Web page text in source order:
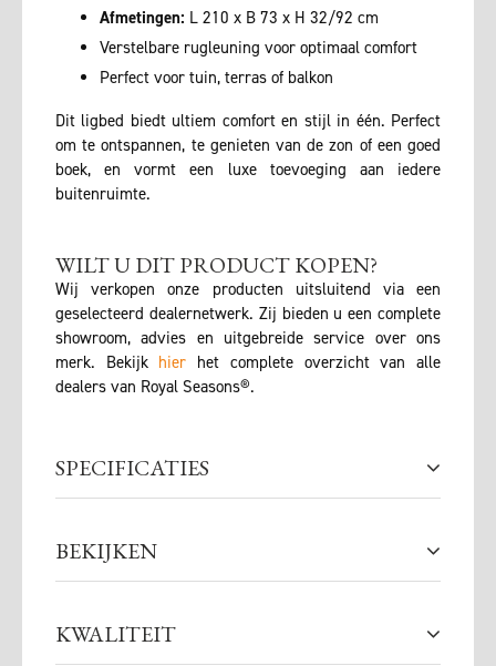
Afmetingen: L 210 x B 73 x H 32/92 cm
Verstelbare rugleuning voor optimaal comfort
Perfect voor tuin, terras of balkon
Dit ligbed biedt ultiem comfort en stijl in één. Perfect
om te ontspannen, te genieten van de zon of een goed
boek, en vormt een luxe toevoeging aan iedere
buitenruimte.
WILT U DIT PRODUCT KOPEN?
Wij verkopen onze producten uitsluitend via een
geselecteerd dealernetwerk. Zij bieden u een complete
showroom, advies en uitgebreide service over ons
merk. Bekijk hier het complete overzicht van alle
dealers van Royal Seasons®.
SPECIFICATIES
BEKIJKEN
KWALITEIT